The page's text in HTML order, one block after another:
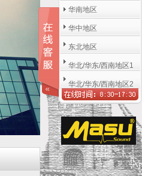
华南地区
华中地区
东北地区
华北/华东/西南地区1
华北/华东/西南地区2